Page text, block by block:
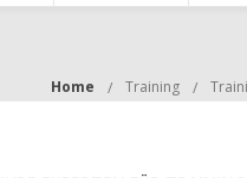
Home Training